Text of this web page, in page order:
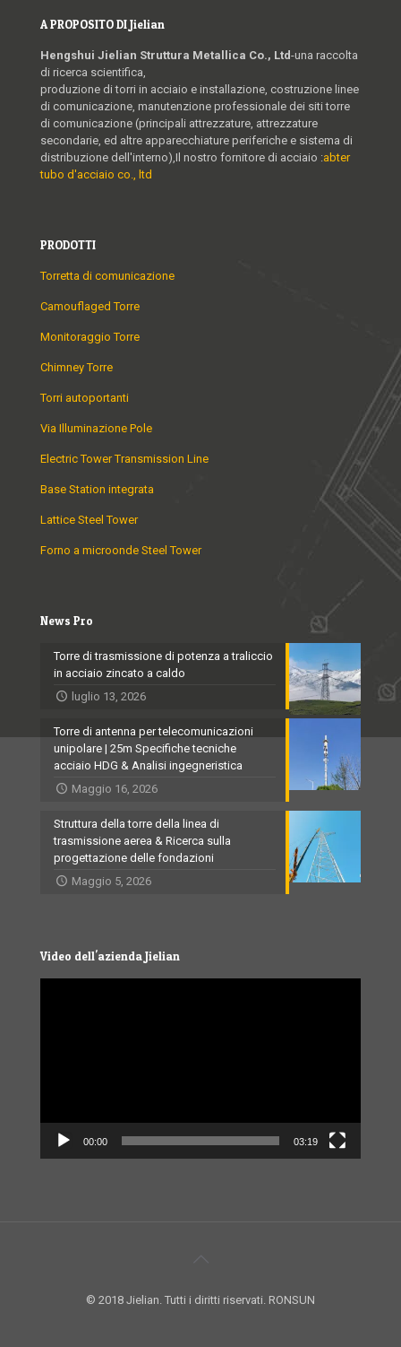
A PROPOSITO DI Jielian
Hengshui Jielian Struttura Metallica Co., Ltd-una raccolta
di ricerca scientifica,
produzione di torri in acciaio e installazione, costruzione linee
di comunicazione, manutenzione professionale dei siti torre
di comunicazione (principali attrezzature, attrezzature
secondarie, ed altre apparecchiature periferiche e sistema di
distribuzione dell'interno),Il nostro fornitore di acciaio :abter
tubo d'acciaio co., ltd
PRODOTTI
Torretta di comunicazione
Camouflaged Torre
Monitoraggio Torre
Chimney Torre
Torri autoportanti
Via Illuminazione Pole
Electric Tower Transmission Line
Base Station integrata
Lattice Steel Tower
Forno a microonde Steel Tower
News Pro
Torre di trasmissione di potenza a traliccio
in acciaio zincato a caldo
luglio 13, 2026
Torre di antenna per telecomunicazioni
unipolare | 25m Specifiche tecniche
acciaio HDG & Analisi ingegneristica
Maggio 16, 2026
Struttura della torre della linea di
trasmissione aerea & Ricerca sulla
progettazione delle fondazioni
Maggio 5, 2026
Video dell'azienda Jielian
00:00 03:19
© 2018 Jielian. Tutti i diritti riservati. RONSUN